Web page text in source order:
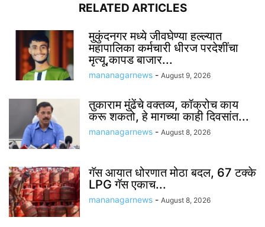
RELATED ARTICLES
मुकुंदनगर मध्ये जीवघेण्या हल्ल्यात
महापालिका कर्मचारी धीरज परदेशींचा
मृत्यू,कापड बाजार...
mananagarnews - August 9, 2026
तुकाराम मुंढेंचे वक्तव्य, कॉक्रोच काय
करू शकतो, हे मागच्या काही दिवसांत...
mananagarnews - August 8, 2026
गॅस आयात धोरणात मोठा बदल, 67 टक्के
LPG गॅस एकाच...
mananagarnews - August 8, 2026